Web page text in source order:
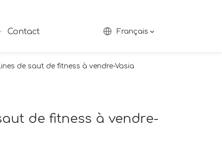
Contact Français
de saut de fitness à vendre-Vasia
de fitness à vendre-